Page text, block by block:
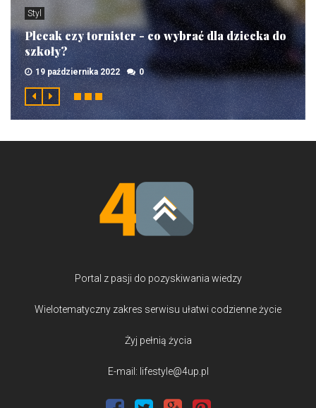
Styl
Plecak czy tornister - co wybrać dla dziecka do
szkoły?
19 października 2022 0
Portal z pasji do pozyskiwania wiedzy
Wielotematyczny zakres serwisu ułatwi codzienne życie
Żyj pełnią życia
E-mail: lifestyle@4up.pl